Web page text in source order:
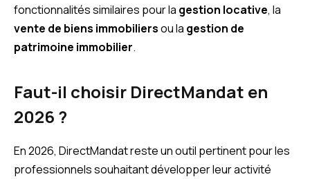
fonctionnalités similaires pour la gestion locative, la
vente de biens immobiliersou la gestion de
patrimoine immobilier.
Faut-il choisir DirectMandat en
2026 ?
En 2026, DirectMandat reste un outil pertinent pour les
professionnels souhaitant développer leur activité